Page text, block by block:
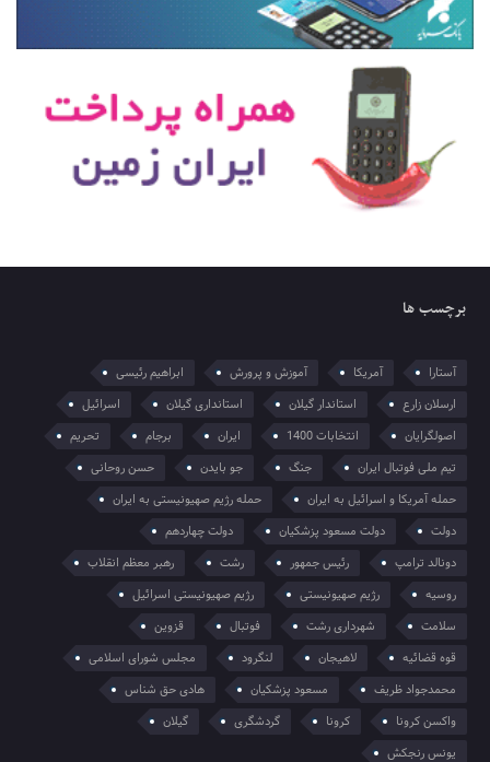
برچسب ها
آستارا آمریکا آموزش و پرورش
ابراهیم رئیسی
ارسلان زارع
استاندار گیلان استانداری گیلان
اسرائیل
اصولگرایان
انتخابات 1400 ایران برجام
تحریم
تیم ملی فوتبال ایران
جنگ جو بایدن
حسن روحانی
حمله آمریکا و اسرائیل به ایران
حمله رژیم صهیونیستی به ایران
دولت
دولت مسعود پزشکیان
دولت چهاردهم
دونالد ترامپ
رئیس جمهور رشت
رهبر معظم انقلاب
روسیه
رژیم صهیونیستی
رژیم صهیونیستی اسرائیل
سلامت
شهرداری رشت فوتبال
قزوین
قوه قضائیه
لاهیجان لنگرود
مجلس شورای اسلامی
محمدجواد ظریف
مسعود پزشکیان
هادی حق شناس
واکسن کرونا
کرونا گردشگری
گیلان
یونس رنجکش